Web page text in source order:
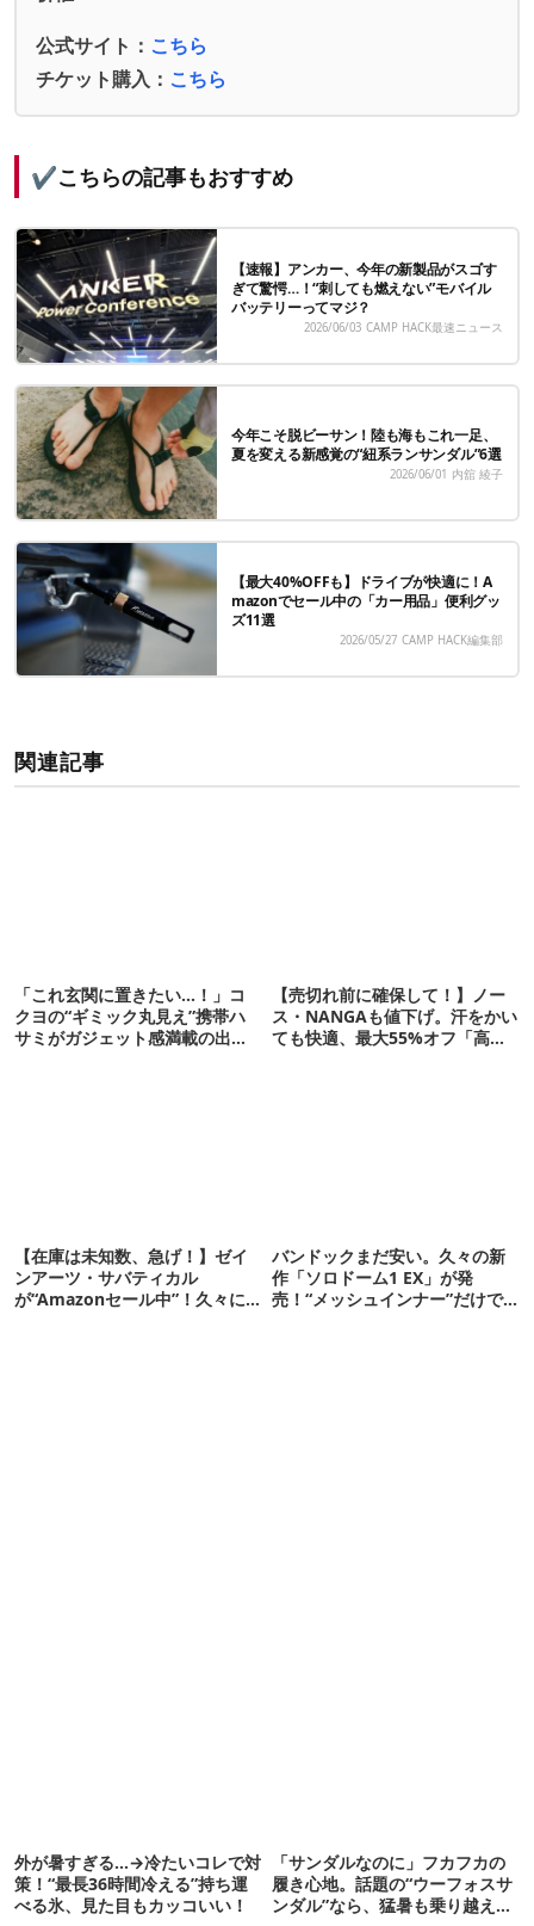
公式サイト： こちら
チケット購入： こちら
✔️こちらの記事もおすすめ
【速報】アンカー、今年の新製品がスゴす
ぎて驚愕…！“刺しても燃えない”モバイル
バッテリーってマジ？
2026/06/03 CAMP HACK最速ニュース
今年こそ脱ビーサン！陸も海もこれ一足、
夏を変える新感覚の“紐系ランサンダル”6選
2026/06/01 内舘 綾子
【最大40%OFFも】ドライブが快適に！A
mazonでセール中の「カー用品」便利グッ
ズ11選
2026/05/27 CAMP HACK編集部
関連記事
「これ玄関に置きたい…！」コ
クヨの“ギミック丸見え”携帯ハ
サミがガジェット感満載の出来
【売切れ前に確保して！】ノー
ス・NANGAも値下げ。汗をかい
ても快適、最大55%オフ「高機
【在庫は未知数、急げ！】ゼイ
ンアーツ・サバティカル
が“Amazonセール中”！久々に
バンドックまだ安い。久々の新
作「ソロドーム1 EX」が発
売！“メッシュインナー”だけで
外が暑すぎる…→冷たいコレで対
策！“最長36時間冷える”持ち運
べる氷、見た目もカッコいい！
「サンダルなのに」フカフカの
履き心地。話題の“ウーフォスサ
ンダル”なら、猛暑も乗り越えら